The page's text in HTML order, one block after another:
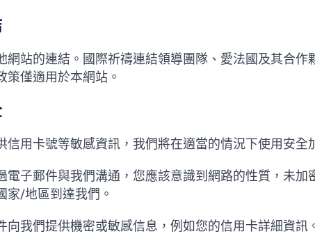
網站的連結。國際祈禱連結領導團隊、愛法國及其合作
策僅適用於本網站。
信用卡號等敏感資訊，我們將在適當的情況下使用安全
電子郵件與我們溝通，您應該意識到網路的性質，未加
家/地區到達我們。
向我們提供機密或敏感信息，例如您的信用卡詳細資訊